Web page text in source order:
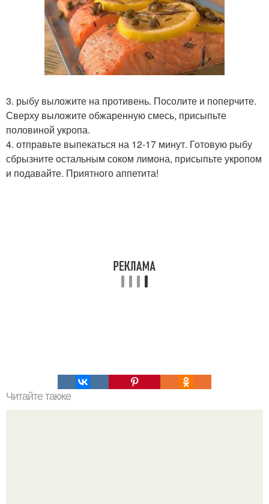
3. рыбу выложите на противень. Посолите и поперчите.
Сверху выложите обжаренную смесь, присыпьте
половиной укропа.
4. отправьте выпекаться на 12-17 минут. Готовую рыбу
сбрызните остальным соком лимона, присыпьте укропом
и подавайте. Приятного аппетита!
Читайте также